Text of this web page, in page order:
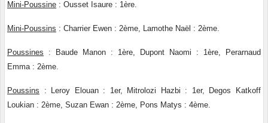
Mini-Poussine : Ousset Isaure : 1ère.
Mini-Poussins : Charrier Ewen : 2ème, Lamothe Naël : 2ème.
Poussines : Baude Manon : 1ère, Dupont Naomi : 1ère,
Perarnaud
Emma : 2ème.
Poussins : Leroy Elouan : 1er, Mitrolozi Hazbi : 1er, Degos Katkoff
Loukian : 2ème, Suzan Ewan : 2ème, Pons Matys : 4ème.